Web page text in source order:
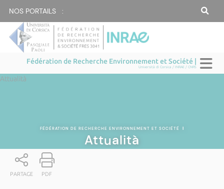
NOS PORTAILS :
Fédération de Recherche Environnement et Société |
Università di Corsica / INRAE / CNRS
Attualità
FÉDÉRATION DE RECHERCHE ENVIRONNEMENT ET SOCIÉTÉ |
Attualità
PARTAGE PDF